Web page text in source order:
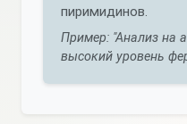
пиримидинов.
Пример: "Анализ на
высокий уровень